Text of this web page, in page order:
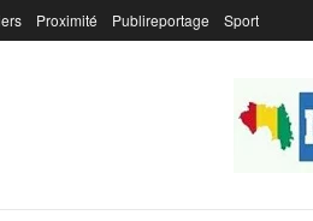
Proximité Publireportage Sport